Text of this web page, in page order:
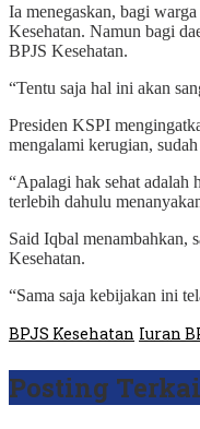
Ia menegaskan, bagi
Kesehatan. Namun bagi
BPJS Kesehatan.
“Tentu saja hal ini akan
Presiden KSPI
mengalami kerugian,
“Apalagi hak sehat adalah
terlebih dahulu
Said Iqbal menambahkan,
Kesehatan.
“Sama saja kebijakan ini
BPJS Kesehatan Iuran
Posting